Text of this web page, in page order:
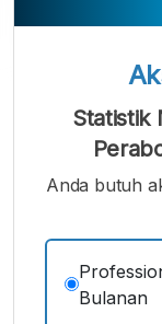
Statistik
Anda butuh
Bulanan